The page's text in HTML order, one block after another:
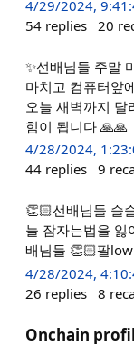
4/29/2024,
54 replies 20
✨선배님들 주말
마치고 컴퓨터앞
오늘 새벽까지 달
힘이 됩니다 🙏🙏
4/28/2024,
44 replies 9
👏🏻선배님들 슬
늘 잠자는법을 잃
배님들 👏🏻팔
4/28/2024,
26 replies 8
Onchain